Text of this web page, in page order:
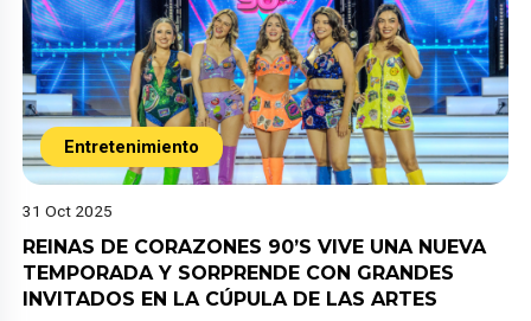
Entretenimiento
31 Oct 2025
REINAS DE CORAZONES 90’S VIVE UNA NUEVA
TEMPORADA Y SORPRENDE CON GRANDES
INVITADOS EN LA CÚPULA DE LAS ARTES